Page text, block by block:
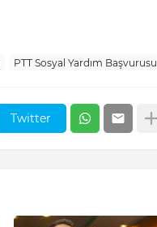
PTT Sosyal Yardım Başvurusu
Twitter